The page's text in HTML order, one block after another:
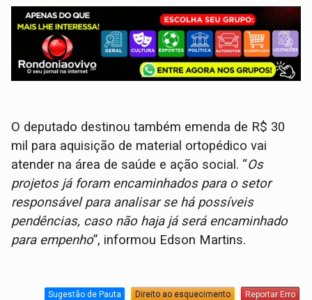
O deputado destinou também emenda de R$ 30
mil para aquisição de material ortopédico vai
atender na área de saúde e ação social. “Os
projetos já foram encaminhados para o setor
responsável para analisar se há possíveis
pendências, caso não haja já será encaminhado
para empenho”, informou Edson Martins.
Sugestão de Pauta Direito ao esquecimento Reportar Erro